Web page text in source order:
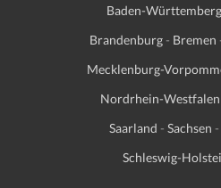
Baden-Württemberg
Brandenburg- Bremen
Mecklenburg-
Nordrhein-Westfalen
Saarland -Sachsen
Schleswig-